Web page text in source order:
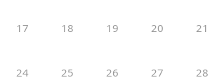
17 18 19 20 21
24 25 26 27 28